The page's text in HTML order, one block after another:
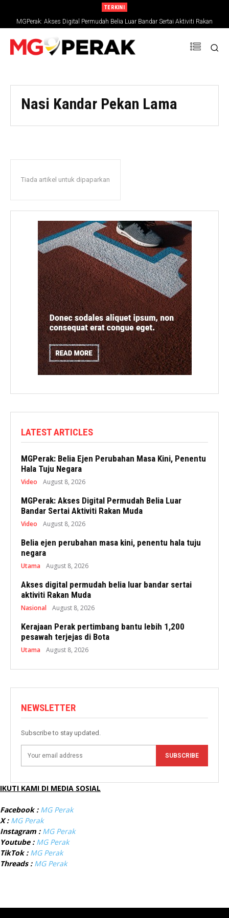
TERKINI
MGPerak: Akses Digital Permudah Belia Luar Bandar Sertai Aktiviti Rakan
Muda
Nasi Kandar Pekan Lama
Tiada artikel untuk dipaparkan
LATEST ARTICLES
MGPerak: Belia Ejen Perubahan Masa Kini, Penentu
Hala Tuju Negara
Video August 8, 2026
MGPerak: Akses Digital Permudah Belia Luar
Bandar Sertai Aktiviti Rakan Muda
Video August 8, 2026
Belia ejen perubahan masa kini, penentu hala tuju
negara
Utama August 8, 2026
Akses digital permudah belia luar bandar sertai
aktiviti Rakan Muda
Nasional August 8, 2026
Kerajaan Perak pertimbang bantu lebih 1,200
pesawah terjejas di Bota
Utama August 8, 2026
NEWSLETTER
Subscribe to stay updated.
SUBSCRIBE
IKUTI KAMI DI MEDIA SOSIAL
Facebook : MG Perak
X : MG Perak
Instagram : MG Perak
Youtube : MG Perak
TikTok : MG Perak
Threads : MG Perak